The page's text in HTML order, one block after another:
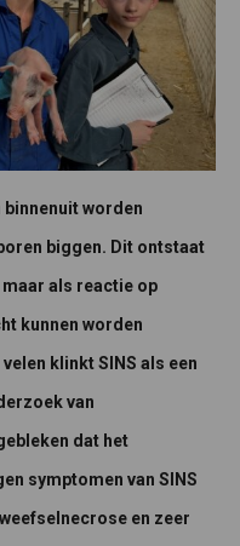
binnenuit worden
biggen. Dit ontstaat
als reactie op
kunnen worden
klinkt SINS als een
van
dat het
symptomen van SINS
en zeer